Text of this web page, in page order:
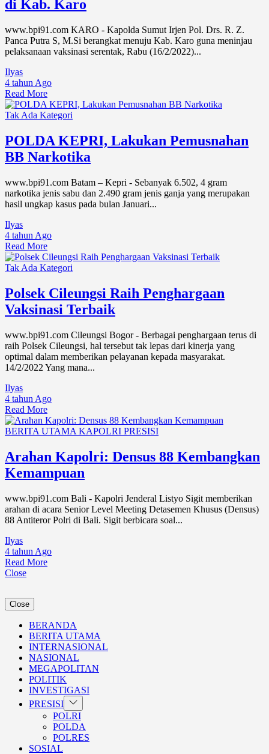
di Kab. Karo
www.bpi91.com KARO - Kapolda Sumut Irjen Pol. Drs. R. Z.
Panca Putra S, M.Si berangkat menuju Kab. Karo guna meninjau
pelaksanaan vaksinasi serentak, Rabu (16/2/2022)...
Ilyas
4 tahun Ago
Read More
Tak Ada Kategori
POLDA KEPRI, Lakukan Pemusnahan
BB Narkotika
www.bpi91.com Batam – Kepri - Sebanyak 6.502, 4 gram
narkotika jenis sabu dan 2.490 gram jenis ganja yang merupakan
hasil ungkap kasus pada bulan Januari...
Ilyas
4 tahun Ago
Read More
Tak Ada Kategori
Polsek Cileungsi Raih Penghargaan
Vaksinasi Terbaik
www.bpi91.com Cileungsi Bogor - Berbagai penghargaan terus di
raih Polsek Cileungsi, hal tersebut tak lepas dari kinerja yang
optimal dalam memberikan pelayanan kepada masyarakat.
14/2/2022 Yang mana...
Ilyas
4 tahun Ago
Read More
BERITA UTAMA KAPOLRI PRESISI
Arahan Kapolri: Densus 88 Kembangkan
Kemampuan
www.bpi91.com Bali - Kapolri Jenderal Listyo Sigit memberikan
arahan di acara Senior Level Meeting Detasemen Khusus (Densus)
88 Antiteror Polri di Bali. Sigit berbicara soal...
Ilyas
4 tahun Ago
Read More
Close
Close
BERANDA
BERITA UTAMA
INTERNASIONAL
NASIONAL
MEGAPOLITAN
POLITIK
INVESTIGASI
PRESISI Show
sub
menu
POLRI
POLDA
POLRES
SOSIAL